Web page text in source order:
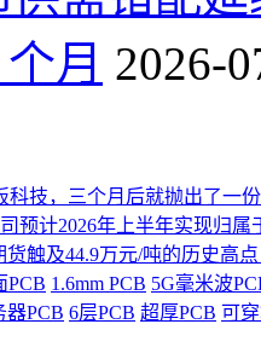
月 2026-
科技，三个月后就抛出了一
预计2026年上半年实现归
货触及44.9万元/吨的历史高
PCB 1.6mm PCB 5G毫米波
器PCB 6层PCB 超厚PCB 可